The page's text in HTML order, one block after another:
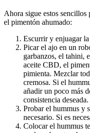
Ahora sigue estos
el pimentón ahumado:
Escurrir y enjuagar
Picar el ajo en un
garbanzos, el tahini,
aceite CBD, el
pimienta. Mezclar
cremosa. Si el
añadir un poco más
consistencia deseada.
Probar el hummus y
necesario. Si es
Colocar el hummus